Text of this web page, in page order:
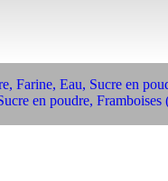
, Farine, Eau, Sucre en
en poudre, Framboises